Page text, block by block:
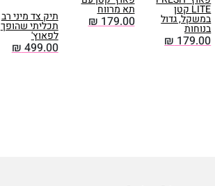
LITE קטן
במשקל, גדול
בנוחות
₪179.00
תא מרווח
₪179.00 תיק צד מיני רב
תכליתי שהופך
לפאוץ'
₪499.00